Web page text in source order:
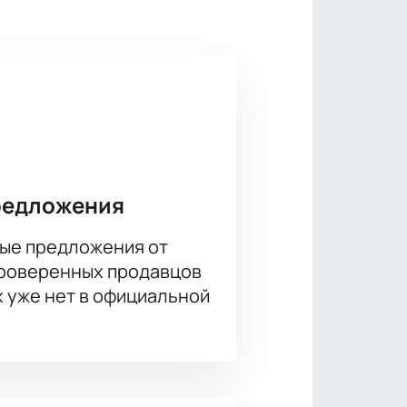
предложения от
продавцов
нет в официальной